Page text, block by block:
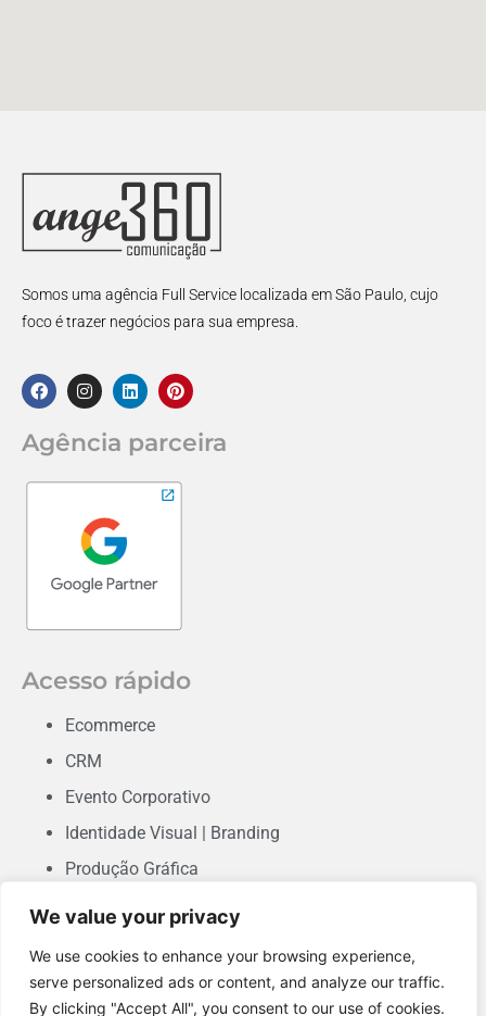
We value your privacy
We use cookies to enhance your browsing experience,
serve personalized ads or content, and analyze our traffic.
By clicking "Accept All", you consent to our use of cookies.
Somos uma agência Full Service localizada em São Paulo, cujo
foco é trazer negócios para sua empresa.
Agência parceira
Acesso rápido
Ecommerce
CRM
Evento Corporativo
Identidade Visual | Branding
Produção Gráfica
Consultoria em Marketing
Performance